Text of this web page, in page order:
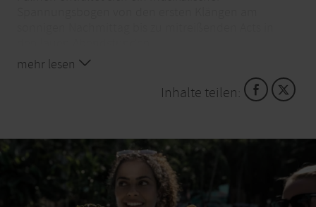
Ein Erlebnis, das berührt und lange nachklingt. Für
Musik in der Luft – und plötzlich fühlt sich alles leicht
an.
Ihr steht im Wasser, Palmen über euch, die ersten
Beats setzen ein. Ein Blick, ein Lächeln – und ihr
merkt: Das hier ist mehr als ein Tag.
mehr lesen
Inhalte teilen: